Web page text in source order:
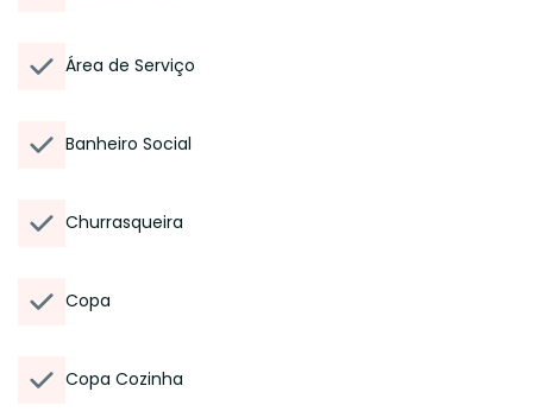
Área de Serviço
Banheiro Social
Churrasqueira
Copa
Copa Cozinha